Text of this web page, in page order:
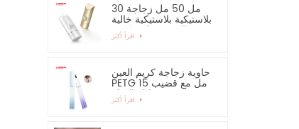
30 مل 50 مل زجاجة
بلاستيكية بلاستيكية خالية
من الرش زجاجة كريم
اليد واقية من الشمس
حاوية زجاجة كريم العين
PETG 15 مل مع قضيب
سبائك الزنك